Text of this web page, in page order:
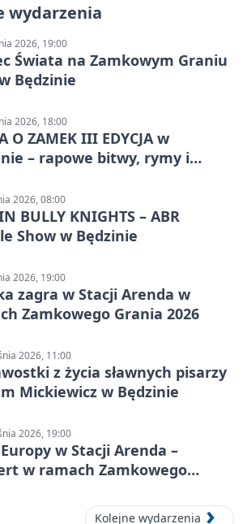
wydarzenia
2026, 19:00
Świata na Zamkowym Graniu
Będzinie
2026, 18:00
O ZAMEK III EDYCJA w
– rapowe bitwy, rymy i
2026, 08:00
BULLY KNIGHTS – ABR
Show w Będzinie
2026, 19:00
zagra w Stacji Arenda w
Zamkowego Grania 2026
2026, 11:00
z życia sławnych pisarzy
Mickiewicz w Będzinie
2026, 19:00
w Stacji Arenda –
w ramach Zamkowego
Kolejne wydarzenia